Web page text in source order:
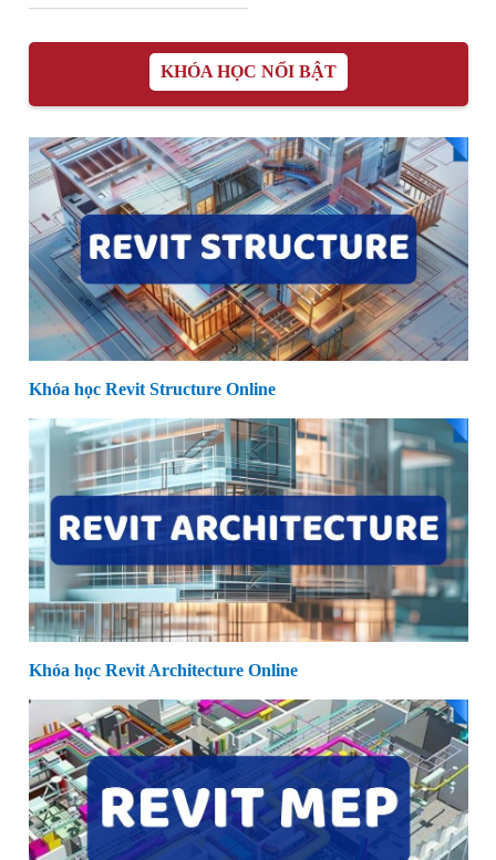
KHÓA HỌC NỔI BẬT
Khóa học Revit Structure Online
Khóa học Revit Architecture Online